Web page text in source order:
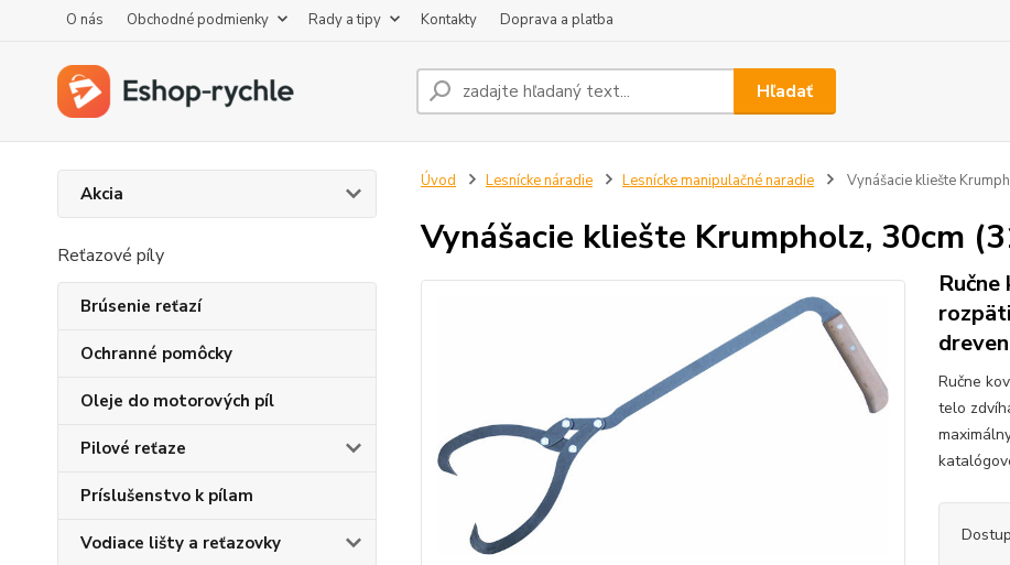
O nás Obchodné podmienky Rady a tipy Kontakty Doprava a platba
Hľadať
Akcia
Reťazové píly
Brúsenie reťazí
Ochranné pomôcky
Oleje do motorových píl
Pilové reťaze
Príslušenstvo k pílam
Vodiace lišty a reťazovky
Úvod Lesnícke náradie Lesnícke manipulačné naradie Vynášacie kliešte
Vynášacie kliešte Krumpholz, 30cm
Ručne
telo